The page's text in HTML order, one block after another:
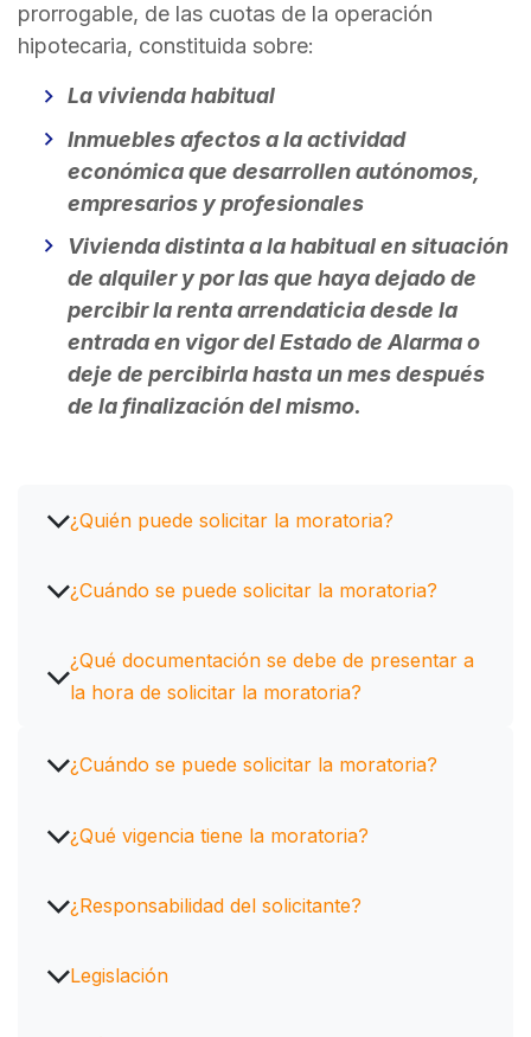
prorrogable, de las cuotas de la operación
hipotecaria, constituida sobre:
La vivienda habitual
Inmuebles afectos a la actividad
económica que desarrollen autónomos,
empresarios y profesionales
Vivienda distinta a la habitual en situación
de alquiler y por las que haya dejado de
percibir la renta arrendaticia desde la
entrada en vigor del Estado de Alarma o
deje de percibirlahasta un mes después
de la finalización del mismo.
¿Quién puede solicitar la moratoria?
¿Cuándo se puede solicitar la moratoria?
¿Qué documentación se debe de presentar a
la hora de solicitar la moratoria?
¿Cuándo se puede solicitar la moratoria?
¿Qué vigencia tiene la moratoria?
¿Responsabilidad del solicitante?
Legislación